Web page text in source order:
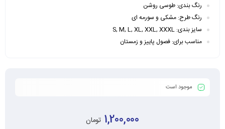
رنگ بندی: طوسی روشن
رنگ طرح: مشکی و سورمه ای
سایز بندی: S, M, L, XL, XXL, XXXL
مناسب برای: فصول پاییز و زمستان
موجود است
1,200,000 تومان